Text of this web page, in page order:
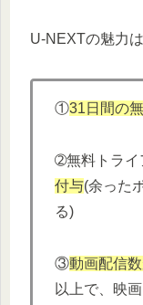
U-NEXTの魅力
①31日間の
➁無料トライ
付与(余った
る)
③動画配信
以上で、映